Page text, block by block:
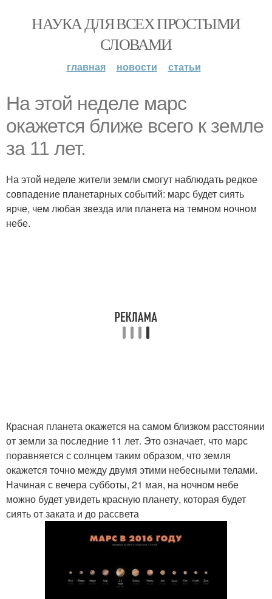
НАУКА ДЛЯ ВСЕХ ПРОСТЫМИ
СЛОВАМИ
главная новости статьи
На этой неделе марс
окажется ближе всего к земле
за 11 лет.
На этой неделе жители земли смогут наблюдать редкое
совпадение планетарных событий: марс будет сиять
ярче, чем любая звезда или планета на темном ночном
небе.
Красная планета окажется на самом близком расстоянии
от земли за последние 11 лет. Это означает, что марс
поравняется с солнцем таким образом, что земля
окажется точно между двумя этими небесными телами.
Начиная с вечера субботы, 21 мая, на ночном небе
можно будет увидеть красную планету, которая будет
сиять от заката и до рассвета